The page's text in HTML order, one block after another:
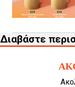
Διαβάστε